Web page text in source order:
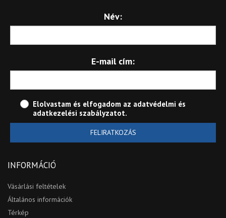
Név:
E-mail cím:
Elolvastam és elfogadom az adatvédelmi és
adatkezelési szabályzatot.
FELIRATKOZÁS
INFORMÁCIÓ
Vásárlási feltételek
Általános információk
Térkép